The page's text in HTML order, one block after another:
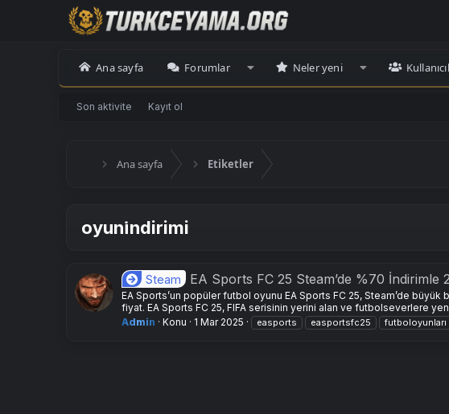
Ana sayfa Forumlar Neler yeni
Son aktivite Kayıt ol
Ana sayfa Etiketler
oyuni̇ndirimi
Steam EA Sports FC 25 Steam’de %70 İndirimle
EA Sports’un popüler futbol oyunu EA Sports FC 25, Steam’de büyük
fiyat. EA Sports FC 25, FIFA serisinin yerini alan ve futbolseverlere
Admin
Konu 1 Mar 2025 easports easportsfc25 futboloyunları